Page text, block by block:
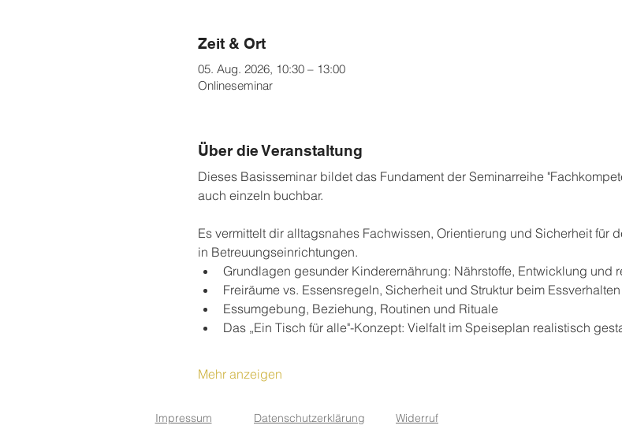
Zeit & Ort
05. Aug. 2026, 10:30 – 13:00
Onlineseminar
Über die Veranstaltung
Dieses Basisseminar bildet das Fundament der Seminarreihe
auch einzeln buchbar.
Es vermittelt dir alltagsnahes Fachwissen, Orientierung und Sicherheit für
in Betreuungseinrichtungen.
Grundlagen gesunder Kinderernährung: Nährstoffe, Entwicklung und
Freiräume vs. Essensregeln, Sicherheit und Struktur beim Essverhalten
Essumgebung, Beziehung, Routinen und Rituale
Das „Ein Tisch für alle"-Konzept: Vielfalt im Speiseplan realistisch
Mehr anzeigen
Impressum Datenschutzerklärung Widerruf